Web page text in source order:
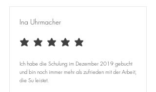
Ina Uhrmacher
average rating is 5 out of 5
Ich habe die Schulung im Dezember 2019 gebucht
und bin noch immer mehr als zufrieden mit der Arbeit,
die Su leistet.